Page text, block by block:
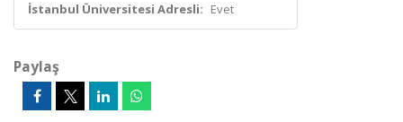
İstanbul Üniversitesi Adresli: Evet
Paylaş